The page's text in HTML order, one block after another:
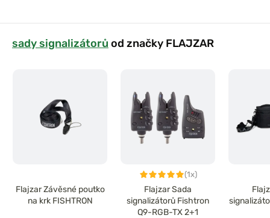
sady signalizátorů od značky FLAJZAR
Flajzar Závěsné poutko
na krk FISHTRON
(1x)
Flajzar Sada
signalizátorů Fishtron
Q9-RGB-TX 2+1